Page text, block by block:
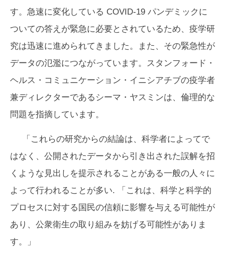
す。急速に変化している COVID-19 パンデミックに
ついての答えが緊急に必要とされているため、疫学研
究は迅速に進められてきました。また、その緊急性が
データの氾濫につながっています。スタンフォード・
ヘルス・コミュニケーション・イニシアチブの疫学者
兼ディレクターであるシーマ・ヤスミンは、倫理的な
問題を指摘しています。
「これらの研究からの結論は、科学者によってで
はなく、公開されたデータから引き出された誤解を招
くような見出しを提示されることがある一般の人々に
よって行われることが多い. 「これは、科学と科学的
プロセスに対する国民の信頼に影響を与える可能性が
あり、公衆衛生の取り組みを妨げる可能性がありま
す。」